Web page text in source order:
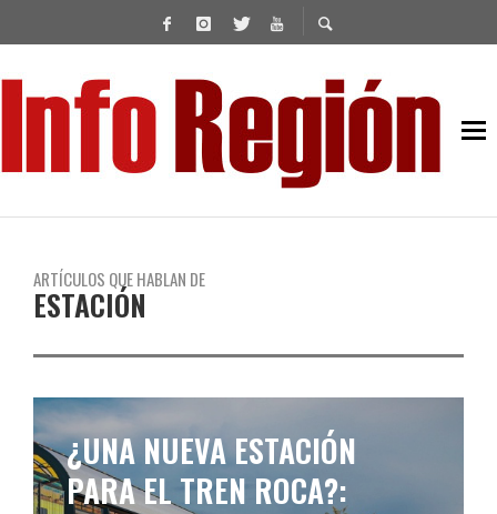
ARTÍCULOS QUE HABLAN DE
ESTACIÓN
¿UNA NUEVA ESTACIÓN
PARA EL TREN ROCA?: